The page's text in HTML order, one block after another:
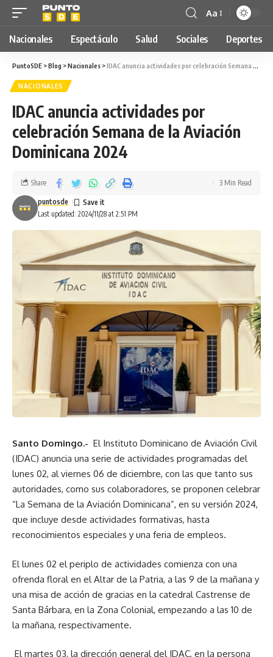
Aa
Nacionales Espectáculo Salud Sociales Deportes
PuntoSDE >Blog >Nacionales >IDAC anuncia actividades por celebración Semana de la Aviación Dominicana 2024
NACIONALES
IDAC anuncia actividades por
celebración Semana de la Aviación
Dominicana 2024
Last updated: 2024/11/28 at 2:51 PM
puntosde
Share 3 Min Read
Santo Domingo.- El Instituto Dominicano de Aviación Civil
(IDAC) anuncia una serie de actividades programadas del
lunes 02, al viernes 06 de diciembre, con las que tanto sus
autoridades, como sus colaboradores, se proponen celebrar
“La Semana de la Aviación Dominicana”, en su versión 2024,
que incluye desde actividades formativas, hasta
reconocimientos especiales y una feria de empleos.
El lunes 02 el periplo de actividades comienza con una
ofrenda floral en el Altar de la Patria, a las 9 de la mañana y
una misa de acción de gracias en la catedral Castrense de
Santa Bárbara, en la Zona Colonial, empezando a las 10 de
la mañana, respectivamente.
El martes 03, la dirección general del IDAC, en la persona